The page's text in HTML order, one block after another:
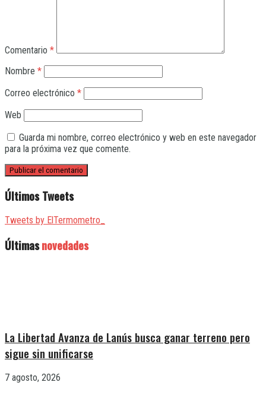
Comentario *
Nombre *
Correo electrónico *
Web
Guarda mi nombre, correo electrónico y web en este navegador
para la próxima vez que comente.
Últimos Tweets
Tweets by ElTermometro_
Últimasnovedades
La Libertad Avanza de Lanús busca ganar terreno pero
sigue sin unificarse
7 agosto, 2026